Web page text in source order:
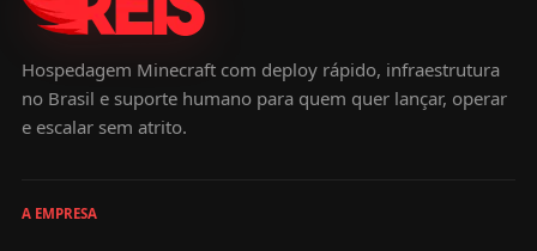
Hospedagem Minecraft com deploy rápido, infraestrutura
no Brasil e suporte humano para quem quer lançar, operar
e escalar sem atrito.
A EMPRESA